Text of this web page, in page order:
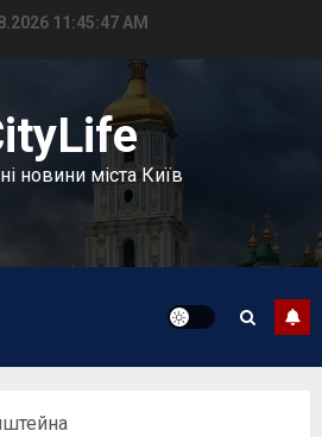
11:45:48 AM
новини міста Київ